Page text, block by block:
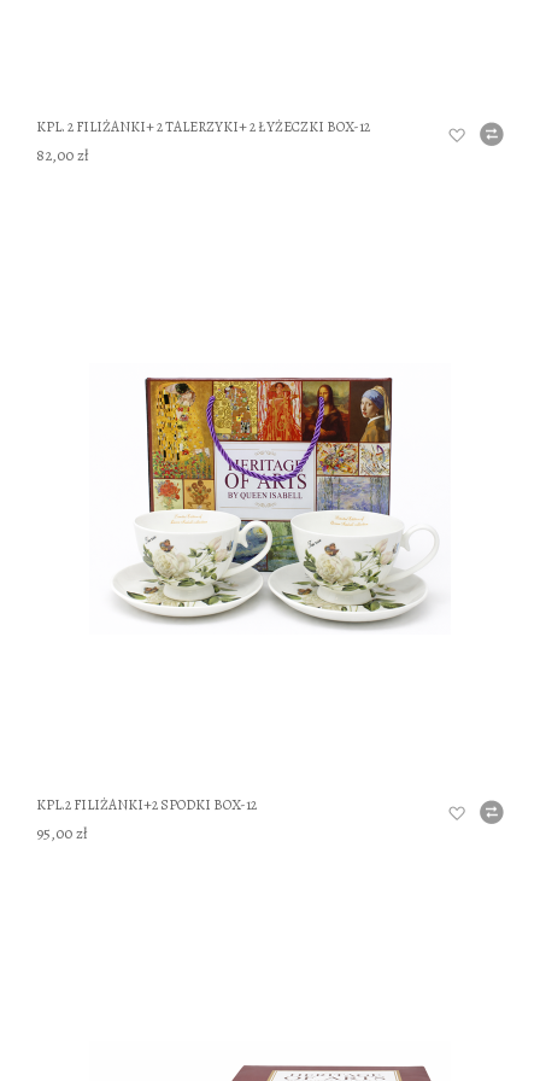
KPL. 2 FILIŻANKI+ 2 TALERZYKI+ 2 ŁYŻECZKI BOX-12
82,00 zł
KPL.2 FILIŻANKI+2 SPODKI BOX-12
95,00 zł